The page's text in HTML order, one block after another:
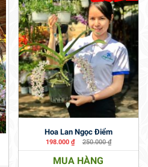
Hoa Lan Ngọc Điểm
198.000 ₫ 250.000₫
MUA HÀNG